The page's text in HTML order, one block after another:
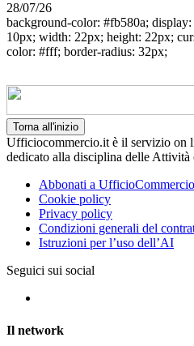
28/07/26
background-color: #fb580a;
10px; width: 22px; height: 22px;
color: #fff; border-radius: 32px;
Torna all'inizio
Ufficiocommercio.it è il servizio on
dedicato alla disciplina delle
Abbonati a
Cookie policy
Privacy policy
Condizioni generali del
Istruzioni per l’uso dell’AI
Seguici sui social
Il network